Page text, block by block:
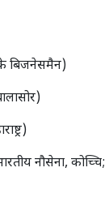
के बिजनेसमैन)
नौसेना,